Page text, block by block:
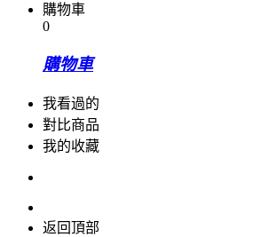
購物車
0
購物車
我看過的
對比商品
我的收藏
返回頂部